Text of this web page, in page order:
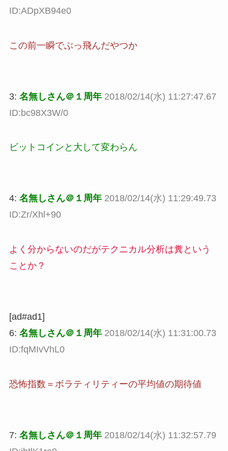
ID:ADpXB94e0
この前一瞬でぶっ飛んだやつか
3: 名無しさん＠１周年 2018/02/14(水) 11:27:47.67
ID:bc98X3W/0
ビットコインと大して変わらん
4: 名無しさん＠１周年 2018/02/14(水) 11:29:49.73
ID:Zr/Xhl+90
よく分からないのだがテクニカル分析は糞という
ことか？
[ad#ad1]
6: 名無しさん＠１周年 2018/02/14(水) 11:31:00.73
ID:fqMIvVhL0
恐怖指数＝ボラティリティーの平均値の期待値
7: 名無しさん＠１周年 2018/02/14(水) 11:32:57.79